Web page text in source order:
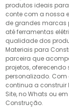
produtos ideais
conte com a nossa
de grandes marcas
até ferramentas
qualidade dos
Materiais para
parceira que
projetos,
personalizado. Com
continua a construir
Site, no Whats ou
Construção.